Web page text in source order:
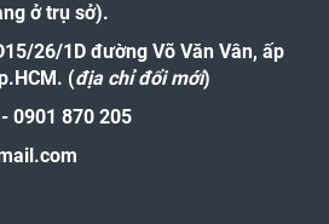
ở trụ sở).
26/1D đường Võ Văn Vân, ấp
(địa chỉ đổi mới)
0901 870 205